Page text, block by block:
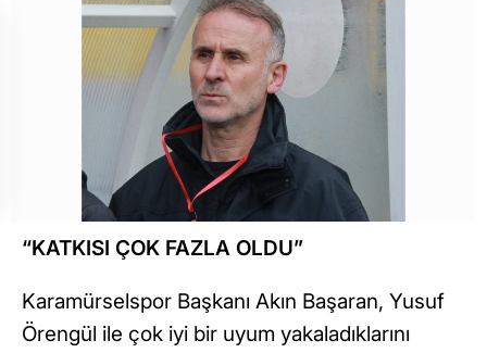
“KATKISI ÇOK FAZLA OLDU”
Karamürselspor Başkanı Akın Başaran, Yusuf
Örengül ile çok iyi bir uyum yakaladıklarını